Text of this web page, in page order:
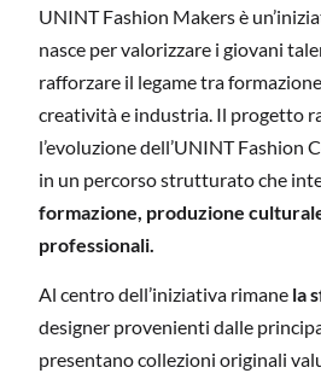
UNINT Fashion Makers è
nasce per valorizzare i giovani
rafforzare il legame tra
creatività e industria. Il progetto
l’evoluzione dell’UNINT Fashion
in un percorso strutturato che
formazione, produzione
professionali.
Al centro dell’iniziativa rimane la
designer provenienti dalle
presentano collezioni originali